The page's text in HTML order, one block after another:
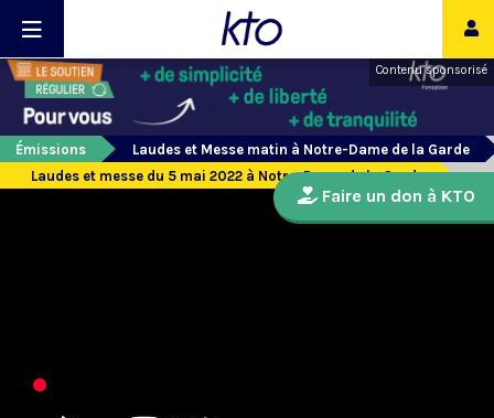
Contenu sponsorisé
Émissions
Laudes et Messe matin à Notre-Dame de la Garde
Laudes et messe du 5 mai 2022 à Notre-Dame de la Garde
Faire un don à KTO